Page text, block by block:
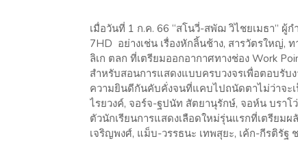
เมื่อวันที่ 1 ก.ค. 66 “สโนวี่-สพัฌ วิไชยเมธา” ผู้
7HD อย่างเช่น เรื่องหักลิ้นช้าง, สารวัตรใหญ่, ท
ลิเก ตลก ที่เตรียมออกอากาศทางช่อง Work
สำหรับสอนการแสดงแบบครบวงจรเพื่อตอบรับ
ความยินดีกันคับคั่งจนที่แคบไปถนัดตาไม่ว่าจ
ไรยวงค์, จอร์จ-ฐปนัท สัตยานุรักษ์, จอห์น บราโ
ตัวนักเรียนการแสดงเลือดใหม่รุ่นแรกที่เตรียม
เจริญพงศ์, แม็บ-วรรธนะ เทพสุยะ, เค้ก-กีรติรั